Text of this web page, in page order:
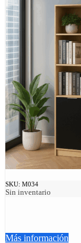
SKU: M034
Sin inventario
Más información